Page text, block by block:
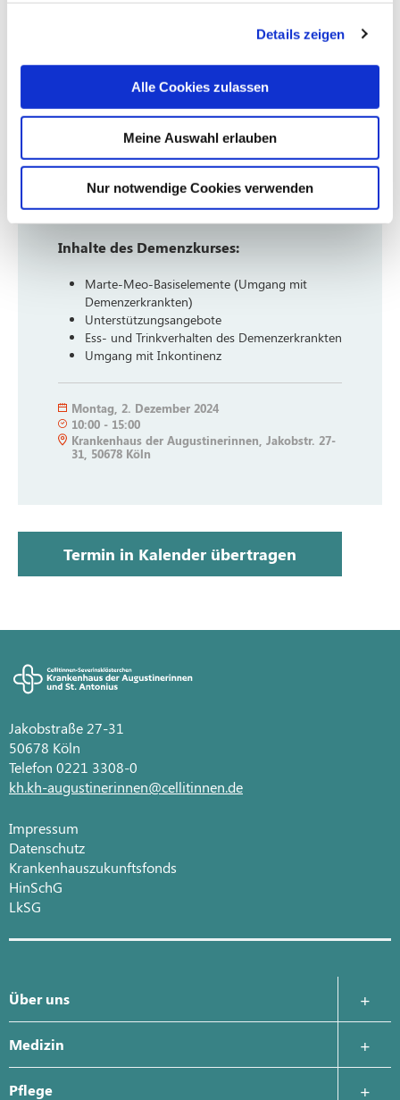
Details zeigen
Alle Cookies zulassen
Meine Auswahl erlauben
Nur notwendige Cookies verwenden
Jeder Kurs besteht aus drei Kurstagen. Der
kostenlos. Wir bitten um Anmeldung bis
spätestens vier Tage vor dem ersten
Kurstermin.
Anmeldung und Kontakt unter Tel. 0221
3308-5010 oder per E-Mail an:
cenger@severinskloesterchen.de
Inhalte des Demenzkurses:
Marte-Meo-Basiselemente (Umgang mit
Demenzerkrankten)
Unterstützungsangebote
Ess- und Trinkverhalten des Demenzerkrankten
Umgang mit Inkontinenz
Montag 2. Dezember 2024
10:00 - 15:00
Krankenhaus der Augustinerinnen, Jakobstr. 27-
31, 50678 Köln
Termin in Kalender übertragen
Jakobstraße 27-31
50678 Köln
Telefon 0221 3308-0
kh.kh-augustinerinnen@cellitinnen.de
Impressum
Datenschutz
Krankenhauszukunftsfonds
HinSchG
LkSG
Über uns
Krankenhausleitung
Medizin
Zentrale Notaufnahme
Pflege